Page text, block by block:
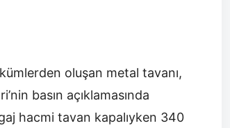
oluşan metal tavanı,
basın açıklamasında
hacmi tavan kapalıyken 340